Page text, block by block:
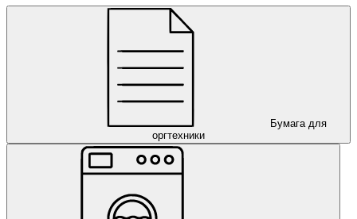
Бумага для
оргтехники